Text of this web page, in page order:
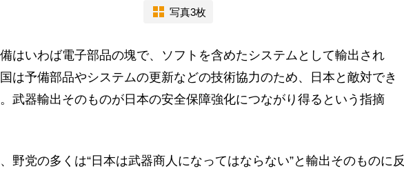
写真3枚
はいわば電子部品の塊で、ソフトを含めたシステムとして輸出され
は予備部品やシステムの更新などの技術協力のため、日本と敵対でき
武器輸出そのものが日本の安全保障強化につながり得るという指摘
野党の多くは“日本は武器商人になってはならない”と輸出そのものに反